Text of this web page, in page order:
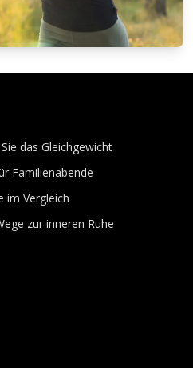
das Gleichgewicht
Familienabende
im Vergleich
zur inneren Ruhe